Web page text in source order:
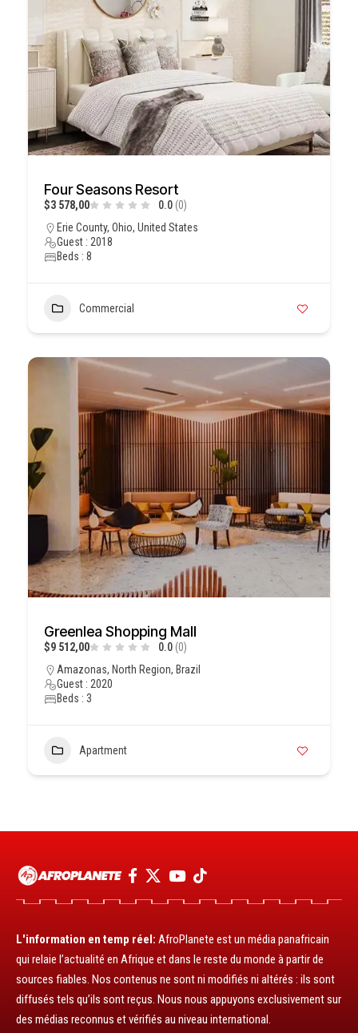
Four Seasons Resort
$3 578,00 0.0 (0)
Erie County, Ohio, United States
Guest : 2018
Beds : 8
Commercial
Greenlea Shopping Mall
$9 512,00 0.0 (0)
Amazonas, North Region, Brazil
Guest : 2020
Beds : 3
Apartment
L'information en temp réel: AfroPlanete est un média panafricain
qui relaie l’actualité en Afrique et dans le reste du monde à partir de
sources fiables. Nos contenus ne sont ni modifiés ni altérés : ils sont
diffusés tels qu’ils sont reçus. Nous nous appuyons exclusivement sur
des médias reconnus et vérifiés au niveau international.